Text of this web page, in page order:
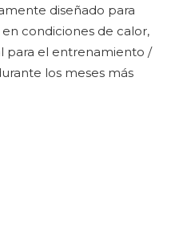
diseñado para
condiciones de calor,
para el entrenamiento /
los meses más